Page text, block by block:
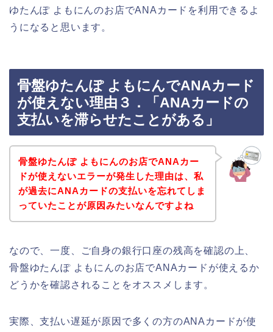
ゆたんぽ よもにんのお店でANAカードを利用できるよ
うになると思います。
骨盤ゆたんぽ よもにんでANAカード
が使えない理由３．「ANAカードの
支払いを滞らせたことがある」
骨盤ゆたんぽ よもにんのお店でANAカー
ドが使えないエラーが発生した理由は、私
が過去にANAカードの支払いを忘れてしま
っていたことが原因みたいなんですよね
なので、一度、ご自身の銀行口座の残高を確認の上、
骨盤ゆたんぽ よもにんのお店でANAカードが使えるか
どうかを確認されることをオススメします。
実際、支払い遅延が原因で多くの方のANAカードが使